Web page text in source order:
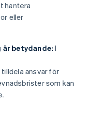
hantera
eller
är betydande: I
ansvar för
som kan